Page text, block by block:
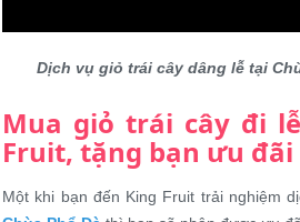
Dịch vụ giỏ trái cây dâng lễ tại
Mua giỏ trái cây đi
Fruit, tặng bạn ưu
Một khi bạn đến King Fruit trải nghiệm